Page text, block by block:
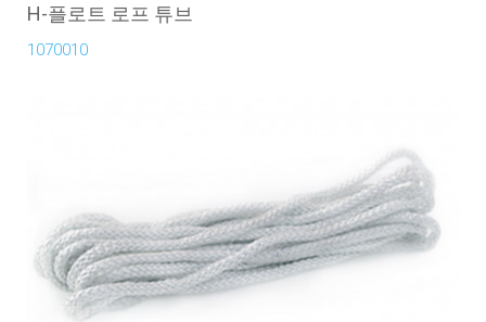
H-플로트 로프 튜브
1070010